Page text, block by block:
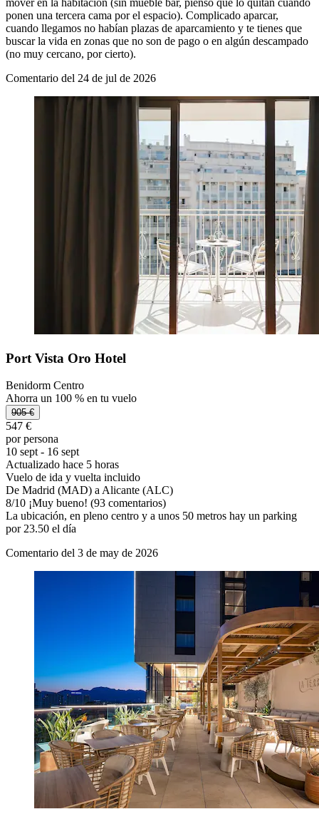
ponen una tercera cama por el espacio). Complicado aparcar,
cuando llegamos no habían plazas de aparcamiento y te tienes que
buscar la vida en zonas que no son de pago o en algún descampado
(no muy cercano, por cierto).
Comentario del 24 de jul de 2026
Port Vista Oro Hotel
Benidorm Centro
Ahorra un 100 % en tu vuelo
905 €
547 €
por persona
10 sept - 16 sept
Actualizado hace 5 horas
Vuelo de ida y vuelta incluido
De Madrid (MAD) a Alicante (ALC)
8/10 ¡Muy bueno! (93 comentarios)
La ubicación, en pleno centro y a unos 50 metros hay un parking
por 23.50 el día
Comentario del 3 de may de 2026